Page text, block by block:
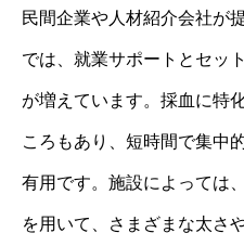
民間企業や人材紹介会社が
では、就業サポートとセッ
が増えています。採血に特
ころもあり、短時間で集中
有用です。施設によっては
を用いて、さまざまな太さ